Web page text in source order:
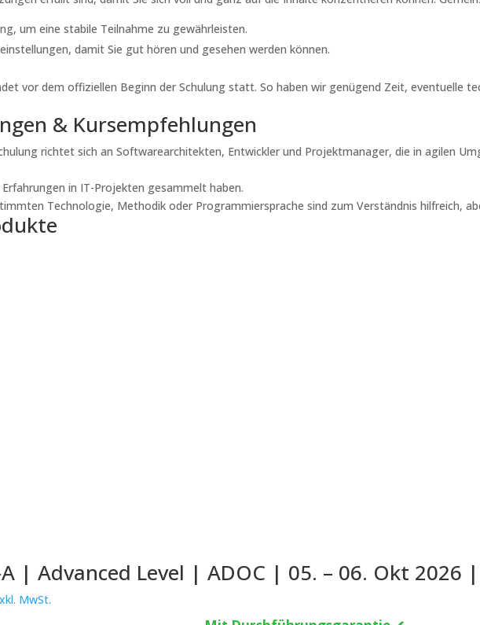
um eine stabile Teilnahme zu gewährleisten.
damit Sie gut hören und gesehen werden können.
vor dem offiziellen Beginn der Schulung statt. So haben wir genügend Zeit, eventuelle
& Kursempfehlungen
richtet sich an Softwarearchitekten, Entwickler und Projektmanager, die in agilen
in IT-Projekten gesammelt haben.
Technologie, Methodik oder Programmiersprache sind zum Verständnis hilfreich,
A | Advanced Level | ADOC | 05. – 06. Okt
MwSt.